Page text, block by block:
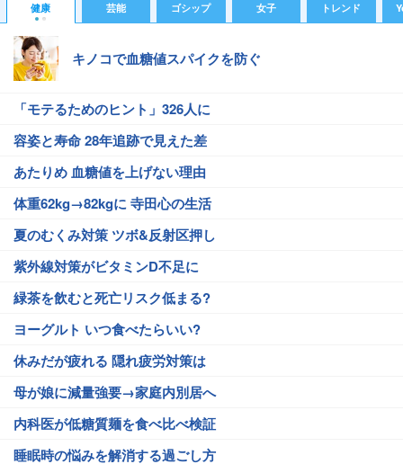
健康 芸能 ゴシップ 女子 トレンド
キノコで血糖値スパイクを防ぐ
「モテるためのヒント」326人に
容姿と寿命 28年追跡で見えた差
あたりめ 血糖値を上げない理由
体重62kg→82kgに 寺田心の生活
夏のむくみ対策 ツボ&反射区押し
紫外線対策がビタミンD不足に
緑茶を飲むと死亡リスク低まる?
ヨーグルト いつ食べたらいい?
休みだが疲れる 隠れ疲労対策は
母が娘に減量強要→家庭内別居へ
内科医が低糖質麺を食べ比べ検証
睡眠時の悩みを解消する過ごし方